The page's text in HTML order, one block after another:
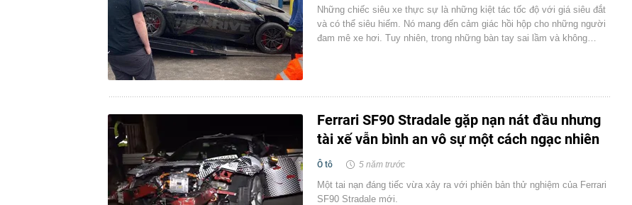
Những chiếc siêu xe thực sự là những kiệt tác tốc độ với giá siêu đắt
và có thể siêu hiếm. Nó mang đến cảm giác hồi hộp cho những người
đam mê xe hơi. Tuy nhiên, trong những bàn tay sai lầm và không…
Ferrari SF90 Stradale gặp nạn nát đầu nhưng
tài xế vẫn bình an vô sự một cách ngạc nhiên
Ô tô 5 năm trước
Một tai nạn đáng tiếc vừa xảy ra với phiên bản thử nghiệm của Ferrari
SF90 Stradale mới.